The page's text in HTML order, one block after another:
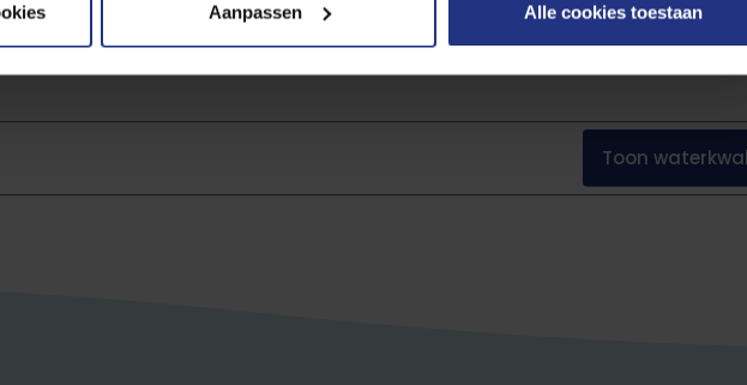
moment wijzigen of intrekken via de cookie instellingen button rechts onderaan de
Aanpassen Alle cookies toestaan
plaatsen
Toon